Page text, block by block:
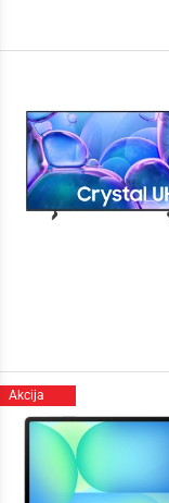
Akcija